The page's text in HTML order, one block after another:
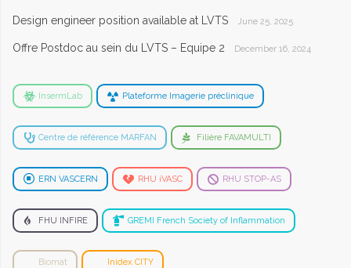
Design engineer position available at LVTS June 25, 2025
Offre Postdoc au sein du LVTS – Equipe 2 December 16, 2024
InsermLab Plateforme Imagerie préclinique
Centre de référence MARFAN Filière FAVAMULTI
ERN VASCERN RHU iVASC RHU STOP-AS
FHU INFIRE GREMI French Society of Inflammation
Biomat Inidex CITY